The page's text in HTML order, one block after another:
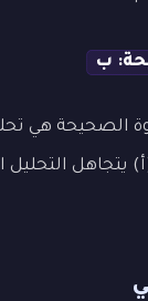
ب
الصحيحة هي
(أ) يتجاهل